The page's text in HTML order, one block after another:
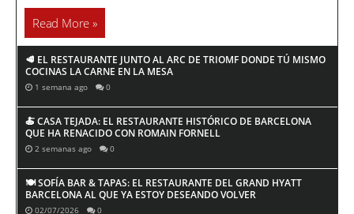
Read More »
🥩 EL RESTAURANTE JUNTO AL ARC DE TRIOMF DONDE TÚ MISMO
COCINAS LA CARNE EN LA MESA
1 semana ago 0
🍝 CASA TEJADA: EL RESTAURANTE HISTÓRICO DE BARCELONA
QUE HA RENACIDO CON ROMAIN FORNELL
2 semanas ago 0
🍽️ SOFÍA BAR & TAPAS: EL RESTAURANTE DEL GRAND HYATT
BARCELONA AL QUE YA ESTOY DESEANDO VOLVER
02/07/2026 0